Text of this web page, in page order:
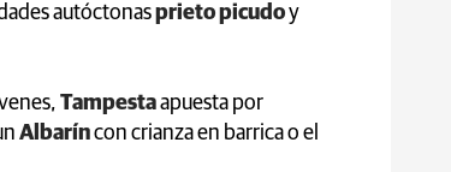
autóctonasprieto picudoy
Tampestaapuesta por
Albaríncon crianza en barrica o el